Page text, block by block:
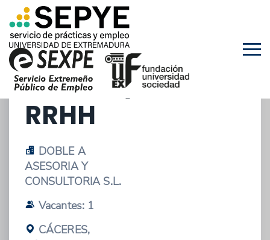
16/03/2026 - OFERTA DE EMPLEO
ASESOR/A RRLL Y
RRHH
DOBLE A
ASESORIA Y
CONSULTORIA S.L.
Vacantes: 1
CÁCERES,